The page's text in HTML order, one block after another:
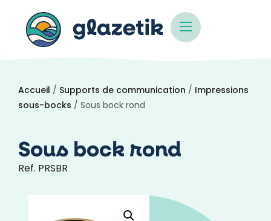
Accueil / Supports de communication / Impressions
sous-bocks / Sous bock rond
Sous bock rond
Ref. PRSBR